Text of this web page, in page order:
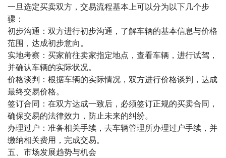
一旦选定买卖双方，交易流程基本上可以分为以下几个步
骤：
初步沟通：双方进行初步沟通，了解车辆的基本信息与价格
范围，达成初步意向。
实地考察：买家前往卖家指定地点，查看车辆，进行试驾，
并确认车辆的实际状况。
价格谈判：根据车辆的实际情况，双方进行价格谈判，达成
最终交易价格。
签订合同：在双方达成一致后，必须签订正规的买卖合同，
确保交易的法律效力，防止未来的纠纷。
办理过户：准备相关手续，去车辆管理所办理过户手续，并
缴纳相关费用，完成交易。
五、市场发展趋势与机会